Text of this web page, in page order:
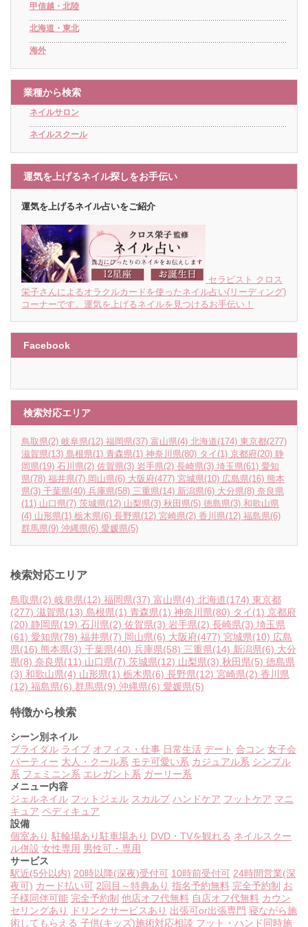
甲信越・北陸
北海道・東北
海外
業種から検索
ネイルサロン
ネイルスクール
運気を上げるネイル探しをお手伝い
運気を上げるネイル占いをご紹介
セラピスト クロス
栄子さんによるオラクルカードを使ったネイル占い(リーディング)
コーナーです。運気を上げるネイルを見つけるお手伝い！
Facebook
検索対応エリア
鳥取県(2) 岐阜県(12) 福岡県(37) 富山県(4) 北海道(174) 東京都(277)
滋賀県(13) 島根県(1) 青森県(1) 神奈川県(80) タイ (1) 京都府(20) 静
岡県(19) 石川県(2) 佐賀県(3) 岩手県(2) 長崎県(3) 埼玉県(61) 愛知
県(78) 福井県(7) 岡山県(6) 大阪府(477) 宮城県(10) 広島県(16) 熊本
県(3) 千葉県(40) 兵庫県(58) 三重県(14) 新潟県(6) 大分県(8) 奈良県
(11) 山口県(7) 茨城県(12) 山梨県(3) 秋田県(5) 徳島県(3) 和歌山県
(4) 山形県(1) 栃木県(6) 長野県(12) 宮崎県(2) 香川県(12) 福島県(6)
群馬県(9) 沖縄県(6) 愛媛県(5)
検索対応エリア
鳥取県(2) 岐阜県(12) 福岡県(37) 富山県(4) 北海道(174) 東京都
(277) 滋賀県(13) 島根県(1) 青森県(1) 神奈川県(80) タイ(1) 京都府
(20) 静岡県(19) 石川県(2) 佐賀県(3) 岩手県(2) 長崎県(3) 埼玉県
(61) 愛知県(78) 福井県(7) 岡山県(6) 大阪府(477) 宮城県(10) 広島
県(16) 熊本県(3) 千葉県(40) 兵庫県(58) 三重県(14) 新潟県(6) 大分
県(8) 奈良県(11) 山口県(7) 茨城県(12) 山梨県(3) 秋田県(5) 徳島県
(3) 和歌山県(4) 山形県(1) 栃木県(6) 長野県(12) 宮崎県(2) 香川県
(12) 福島県(6) 群馬県(9) 沖縄県(6) 愛媛県(5)
特徴から検索
シーン別ネイル
ブライダル ライブ オフィス・仕事 日常生活 デート 合コン 女子会
パーティー 大人・クール系 モテ可愛い系 カジュアル系 シンプル
系 フェミニン系 エレガント系 ガーリー系
メニュー内容
ジェルネイル フットジェル スカルプ ハンドケア フットケア マニ
キュア ペディキュア
設備
個室あり 駐輪場あり駐車場あり DVD・TVを観れる ネイルスクー
ル併設 女性専用 男性可・専用
サービス
駅近(5分以内) 20時以降(深夜)受付可 10時前受付可 24時間営業(深
夜可) カード払い可 2回目～特典あり 指名予約無料 完全予約制 お
子様同伴可能 完全予約制 他店オフ代無料 自店オフ代無料 カウン
セリングあり
ドリンクサービスあり 出張可or出張専門 寝ながら施
術してもらえる 子供(キッズ)施術対応相談 フット・ハンド同時施